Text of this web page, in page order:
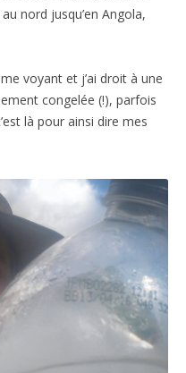
nord jusqu’en Angola,
voyant et j’ai droit à une
congelée (!), parfois
là pour ainsi dire mes